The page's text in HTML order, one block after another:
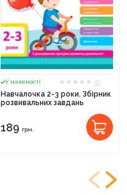
У наявності
0
Навчалочка 2-3 роки. Збірник
розвивальних завдань
189 грн.